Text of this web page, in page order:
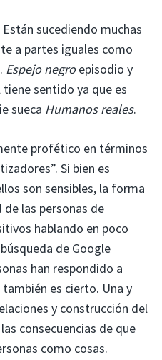
sucediendo muchas
a partes iguales como
Espejo negroepisodio y
sentido ya que es
sueca Humanos reales.
profético en términos
Si bien es
son sensibles, la forma
de las personas de
hablando en poco
de Google
han respondido a
es cierto. Una y
y construcción del
consecuencias de que
como cosas.